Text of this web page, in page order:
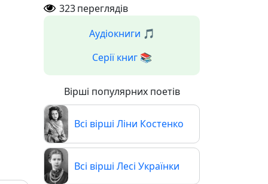
323переглядів
Аудіокниги 🎵
Серії книг 📚
Вірші популярних поетів
Всі вірші Ліни Костенко
Всі вірші Лесі Українки